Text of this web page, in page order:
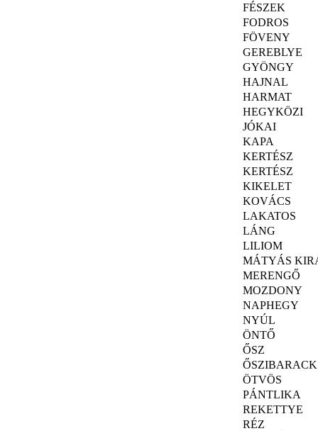
FÉSZEK
FODROS
FÖVENY
GEREBLYE
GYÖNGY
HAJNAL
HARMAT
HEGYKÖZI
JÓKAI
KAPA
KERTÉSZ
KERTÉSZ
KIKELET
KOVÁCS
LAKATOS
LÁNG
LILIOM
MÁTYÁS
MERENGŐ
MOZDONY
NAPHEGY
NYÚL
ÖNTŐ
ŐSZ
ŐSZIBARACK
ÖTVÖS
PÁNTLIKA
REKETTYE
RÉZ